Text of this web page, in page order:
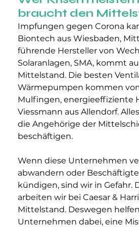
braucht den
Impfungen gegen Corona
Biontech aus Wiesbaden,
führende Hersteller von
Solaranlagen, SMA, kommt
Mittelstand. Die besten
Wärmepumpen kommen von
Mulfingen, energieeffiziente
Viessmann aus Allendorf.
die Angehörige der
beschäftigen.
Wenn diese Unternehmen
abwandern oder
kündigen, sind wir in Gefahr.
arbeiten wir bei Caesar &
Mittelstand. Deswegen
Unternehmen dabei, eine